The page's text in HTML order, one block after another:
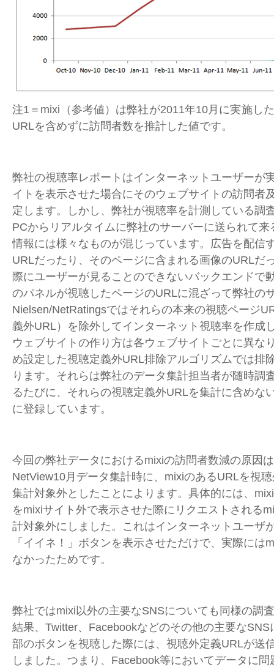
注1＝mixi（参考値）は弊社が2011年10月に実施し
URLを含めずに訪問者数を推計した値です。
弊社の視聴率レポートはインターネットユーザーが
イトを表示させた場合にそのウェブサイトの訪問者
定します。しかし、弊社が視聴率を計測している調
PCからリアルタイムに弊社のサーバーに送られて
情報には様々なものが混じっています。広告を配信
URLだったり、そのページに含まれる画像のURLだ
際にユーザーが見ることのできないバックエンドで
のパネルが視聴したページのURLに混ざって弊社の
Nielsen/NetRatingsではそれらの本来の視聴ページ
義外URL）を除外してインターネット視聴率を作成
ウェブサイトの作り方は各ウェブサイトごとに異な
め設定した視聴定義外URL排除アルゴリズムでは排
ります。それらは弊社のデータ集計担当者が随時調
るたびに、それらの視聴定義外URLを集計に含めな
に登録しています。
今回の弊社データにおけるmixiの訪問者数減の原因
NetView10月データ集計時に、mixiのあるURLを視
集計対象外としたことによります。具体的には、
をmixiサイト外で表示させた際にリクエストされる
計対象外にしました。これはインターネットユーザ
「イイネ！」ボタンを表示させただけで、実際には
なかったためです。
弊社ではmixi以外の主要なSNSについても同様の調
結果、Twitter、Facebookなどのその他の主要な
部のボタンを視聴した際には、視聴外定義URLが送
しました。つまり、Facebook等においてデータに